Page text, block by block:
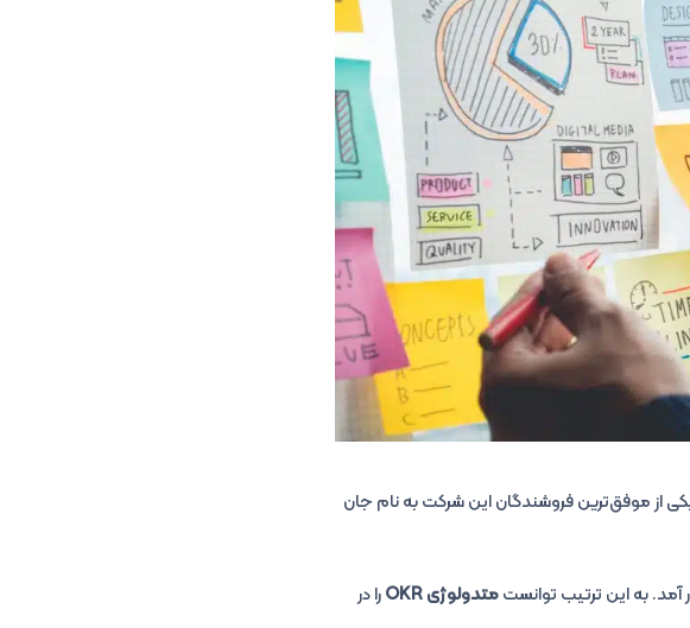
یکی از موفق‌ترین فروشندگان این شرکت به نام جان
متدولوژی OKR
را در